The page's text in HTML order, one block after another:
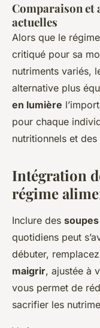
Comparaison et
actuelles
Alors que le
critiqué pour sa
nutriments variés,
alternative plus
en lumière
pour chaque
nutritionnels et
Intégration
régime
Inclure des
quotidiens peut
débuter,
maigrir, ajustée à
vous permet de
sacrifier les